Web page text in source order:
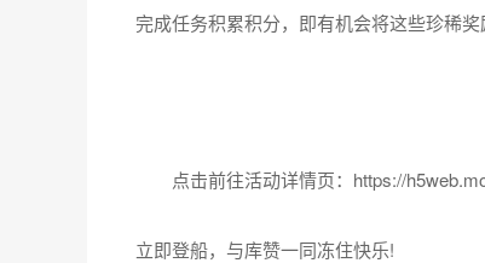
完成任务积累积分，即有机会将这些珍稀奖
点击前往活动详情页：https://
立即登船，与库赞一同冻住快乐!